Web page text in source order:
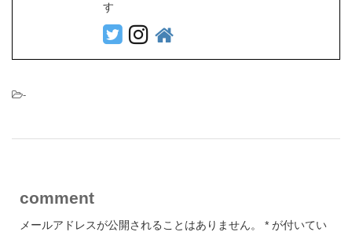
す
-
comment
メールアドレスが公開されることはありません。 * が付いてい